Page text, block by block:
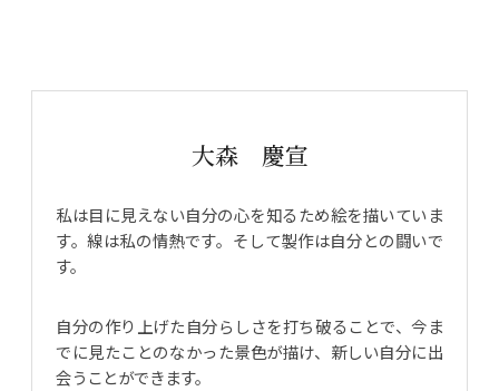
大森 慶宣
私は目に見えない自分の心を知るため絵を描いていま
す。線は私の情熱です。そして製作は自分との闘いで
す。
自分の作り上げた自分らしさを打ち破ることで、今ま
でに見たことのなかった景色が描け、新しい自分に出
会うことができます。